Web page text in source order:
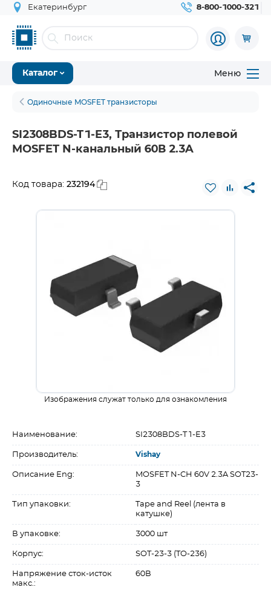
Екатеринбург 8-800-1000-321
Каталог Меню
Одиночные MOSFET транзисторы
SI2308BDS-T1-E3, Транзистор полевой
MOSFET N-канальный 60В 2.3A
Код товара: 232194
Изображения служат только для ознакомления
Наименование: SI2308BDS-T1-E3
Производитель: Vishay
Описание Eng:
MOSFET N-CH 60V 2.3A SOT23-
3
Тип упаковки:
Tape and Reel (лента в
катушке)
В упаковке: 3000 шт
Корпус: SOT-23-3 (TO-236)
Напряжение сток-исток
макс.:
60В